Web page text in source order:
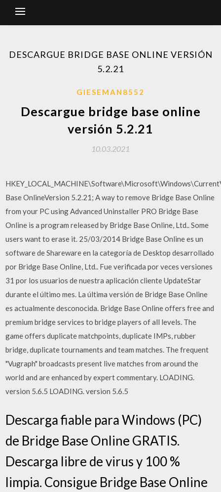
DESCARGUE BRIDGE BASE ONLINE VERSIÓN
5.2.21
GIESEMAN8552
Descargue bridge base online
versión 5.2.21
10.03.2021
Base OnlineVersion 5.2.21; A way to remove Bridge Base Online
from your PC using Advanced Uninstaller PRO Bridge Base
Online is a program released by Bridge Base Online, Ltd.. Some
users want to erase it. 25/03/2014 Bridge Base Online es un
software de Shareware en la categoría de Desktop desarrollado
por Bridge Base Online, Ltd.. Fue verificada por veces versiones
31 por los usuarios de nuestra aplicación cliente UpdateStar
durante el último mes. La última versión de Bridge Base Online
es actualmente desconocida. Bridge Base Online offers free and
premium bridge services to bridge players of all levels. The
game offers duplicate matchpoints, duplicate IMPs, rubber
bridge, duplicate tournaments and team matches. The frequent
"Vugraph" broadcasts present live matches from around the
world and are enhanced by expert commentary. LOADING.
version 5.6.5 LOADING. version 5.6.5
Descarga fiable para Windows (PC)
de Bridge Base Online GRATIS.
Descarga libre de virus y 100 %
limpia. Consigue Bridge Base Online